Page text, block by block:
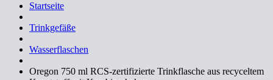
Startseite
Trinkgefäße
Wasserflaschen
Oregon 750 ml RCS-zertifizierte Trinkflasche aus recyceltem